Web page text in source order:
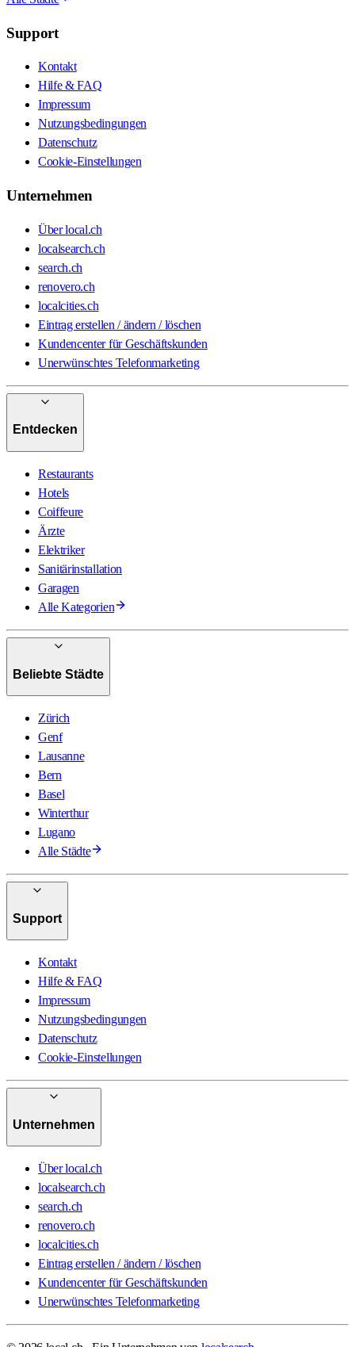
Support
Kontakt
Hilfe & FAQ
Impressum
Nutzungsbedingungen
Datenschutz
Cookie-Einstellungen
Unternehmen
Über local.ch
localsearch.ch
search.ch
renovero.ch
localcities.ch
Eintrag erstellen / ändern / löschen
Kundencenter für Geschäftskunden
Unerwünschtes Telefonmarketing
Entdecken
Restaurants
Hotels
Coiffeure
Ärzte
Elektriker
Sanitärinstallation
Garagen
Alle Kategorien
Beliebte Städte
Zürich
Genf
Lausanne
Bern
Basel
Winterthur
Lugano
Alle Städte
Support
Kontakt
Hilfe & FAQ
Impressum
Nutzungsbedingungen
Datenschutz
Cookie-Einstellungen
Unternehmen
Über local.ch
localsearch.ch
search.ch
renovero.ch
localcities.ch
Eintrag erstellen / ändern / löschen
Kundencenter für Geschäftskunden
Unerwünschtes Telefonmarketing